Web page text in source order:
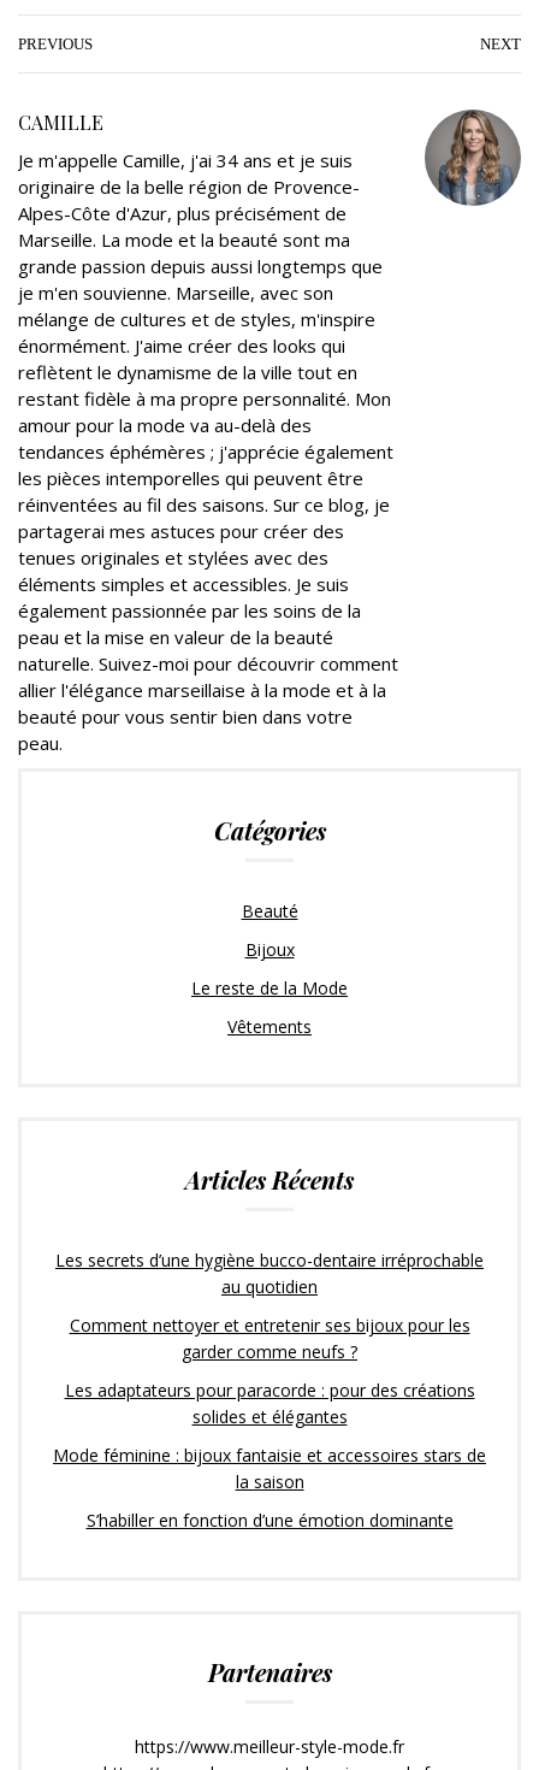
i
t
c
b
k
o
l
n
e
n
n
e
a
l
PREVIOUS NEXT
CAMILLE
Je m'appelle Camille, j'ai 34 ans et je suis
originaire de la belle région de Provence-
Alpes-Côte d'Azur, plus précisément de
Marseille. La mode et la beauté sont ma
grande passion depuis aussi longtemps que
je m'en souvienne. Marseille, avec son
mélange de cultures et de styles, m'inspire
énormément. J'aime créer des looks qui
reflètent le dynamisme de la ville tout en
restant fidèle à ma propre personnalité. Mon
amour pour la mode va au-delà des
tendances éphémères ; j'apprécie également
les pièces intemporelles qui peuvent être
réinventées au fil des saisons. Sur ce blog, je
partagerai mes astuces pour créer des
tenues originales et stylées avec des
éléments simples et accessibles. Je suis
également passionnée par les soins de la
peau et la mise en valeur de la beauté
naturelle. Suivez-moi pour découvrir comment
allier l'élégance marseillaise à la mode et à la
beauté pour vous sentir bien dans votre
peau.
Catégories
Beauté
Bijoux
Le reste de la Mode
Vêtements
Articles Récents
Les secrets d’une hygiène bucco-dentaire irréprochable
au quotidien
Comment nettoyer et entretenir ses bijoux pour les
garder comme neufs ?
Les adaptateurs pour paracorde : pour des créations
solides et élégantes
Mode féminine : bijoux fantaisie et accessoires stars de
la saison
S’habiller en fonction d’une émotion dominante
Partenaires
https://www.meilleur-style-mode.fr